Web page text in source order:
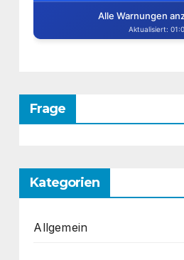
Frage
Kategorien
Allgemein